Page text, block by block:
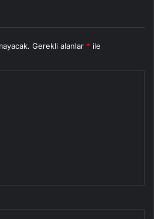
Gerekli alanlar * ile